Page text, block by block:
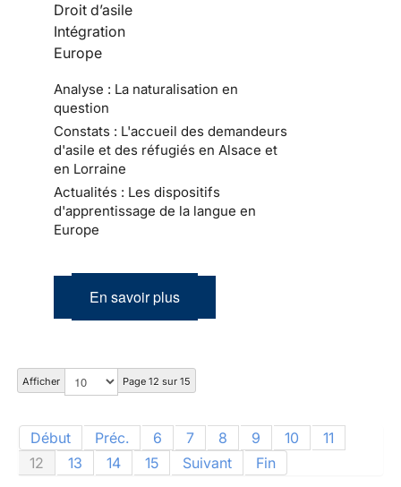
Droit d’asile
Intégration
Europe
Analyse : La naturalisation en
question
Constats : L'accueil des demandeurs
d'asile et des réfugiés en Alsace et
en Lorraine
Actualités : Les dispositifs
d'apprentissage de la langue en
Europe
En savoir plus
Afficher Page 12 sur 15
Début Préc. 6 7 8 9 10
11
12
13 14 15 Suivant Fin